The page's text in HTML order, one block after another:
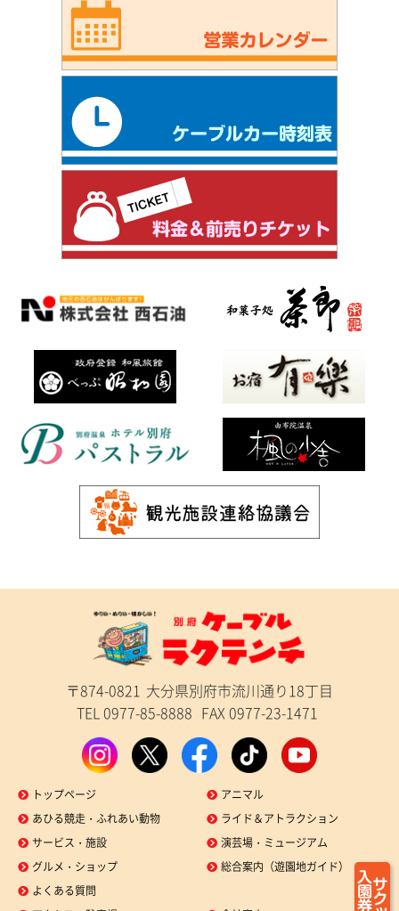
〒874-0821 大分県別府市流川通り18丁目
TEL 0977-85-8888 FAX 0977-23-1471
トップページ
アニマル
あひる競走・ふれあい動物
ライド＆アトラクション
サービス・施設
演芸場・ミュージアム
グルメ・ショップ
総合案内（遊園地ガイド）
よくある質問